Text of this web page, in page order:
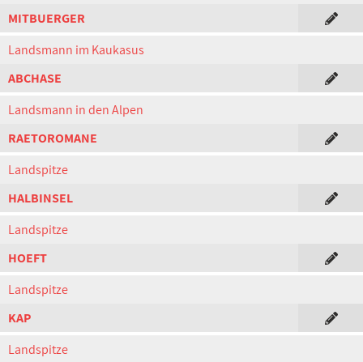
MITBUERGER
Landsmann im Kaukasus
ABCHASE
Landsmann in den Alpen
RAETOROMANE
Landspitze
HALBINSEL
Landspitze
HOEFT
Landspitze
KAP
Landspitze